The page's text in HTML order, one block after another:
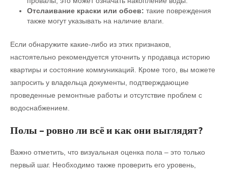
Отслаивание краски или обоев: такие повреждения
также могут указывать на наличие влаги.
Если обнаружите какие-либо из этих признаков,
настоятельно рекомендуется уточнить у продавца историю
квартиры и состояние коммуникаций. Кроме того, вы можете
запросить у владельца документы, подтверждающие
проведенные ремонтные работы и отсутствие проблем с
водоснабжением.
Полы – ровно ли всё и как они выглядят?
Важно отметить, что визуальная оценка пола – это только
первый шаг. Необходимо также проверить его уровень,